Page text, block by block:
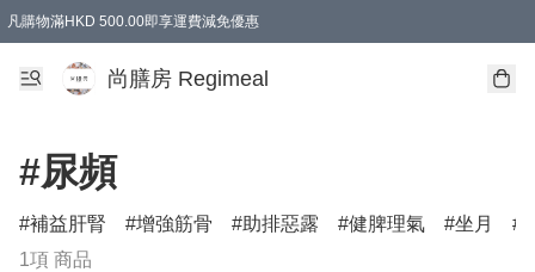
凡購物滿HKD 500.00即享運費減免優惠
尚膳房 Regimeal
#尿頻
補益肝腎 增強筋骨 助排惡露 健脾理氣 坐月
1項 商品